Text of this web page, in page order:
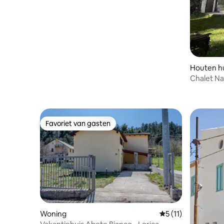
Houten
Chalet
Favoriet van gasten
Favoriet van gasten
Woning Gemiddelde
5 (11)